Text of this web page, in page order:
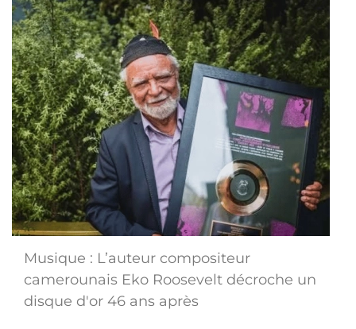
Musique : L’auteur compositeur
camerounais Eko Roosevelt décroche un
disque d'or 46 ans après